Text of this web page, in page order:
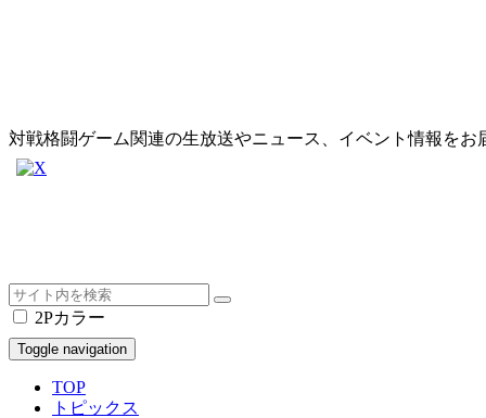
対戦格闘ゲーム関連の生放送やニュース、イベント情報を
2Pカラー
Toggle navigation
TOP
トピックス